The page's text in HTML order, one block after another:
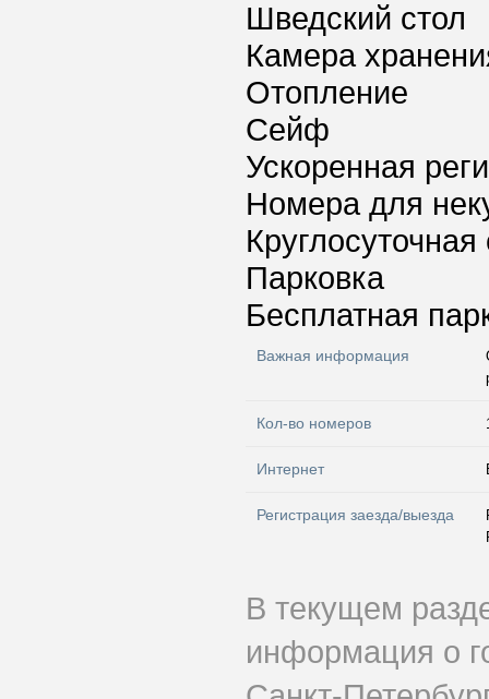
Шведский стол
Камера
Отопление
Сейф
Ускоренная
Номера для
Парковка
Бесплатная
Важная информация
Кол-во номеров
Интернет
Регистрация заезда/выезда
В текущем
информация о